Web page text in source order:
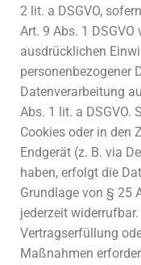
2 lit. a DSGVO,
Art. 9 Abs. 1
ausdrücklichen
personenbezogener
Datenverarbeitung
Abs. 1 lit. a DSGVO.
Cookies oder in den
Endgerät (z. B. via
haben, erfolgt die
Grundlage von § 25
jederzeit
Vertragserfüllung
Maßnahmen